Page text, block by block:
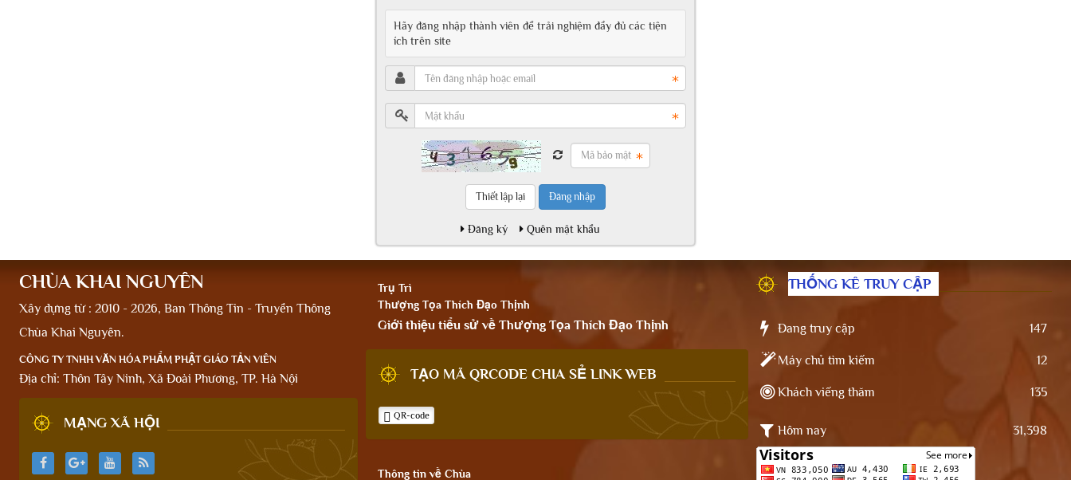
Hãy đăng nhập thành viên để trải nghiệm đầy đủ các tiện
ích trên site
Đăng nhập
Đăng ký Quên mật khẩu
CHÙA KHAI NGUYÊN
Xây dựng từ : 2010 - 2026, Ban Thông Tin - Truyền Thông
Chùa Khai Nguyên.
CÔNG TY TNHH VĂN HÓA PHẨM PHẬT GIÁO TẢN VIÊN
Địa chỉ: Thôn Tây Ninh, Xã Đoài Phương, TP. Hà Nội
MẠNG XÃ HỘI
Trụ Trì
Thượng Tọa Thích Đạo Thịnh
Giới thiệu tiểu sử về Thượng Tọa Thích Đạo Thịnh
TẠO MÃ QRCODE CHIA SẺ LINK WEB
QR-code
Thông tin về Chùa
THỐNG KÊ TRUY CẬP
Đang truy cập 147
Máy chủ tìm kiếm 12
Khách viếng thăm 135
Hôm nay 31,398